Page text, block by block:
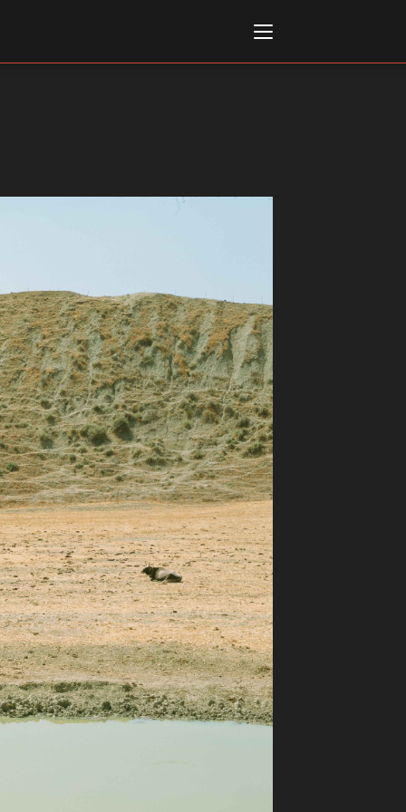
MARKETS, AWARDS
Film Festival Rotterdam
Berlin
Cannes
Festival - Bio to B Industry
Festival
d’Arte
Venezia
Film Festival
di Roma
Festival
Accedi al tuo profilo
Nuovo utente
noi